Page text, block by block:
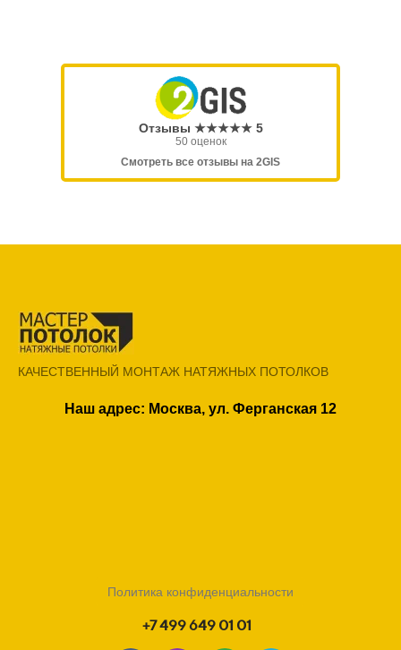
Отзывы ★★★★★ 5
50 оценок
Смотреть все отзывы на 2GIS
КАЧЕСТВЕННЫЙ МОНТАЖ НАТЯЖНЫХ ПОТОЛКОВ
Наш адрес: Москва, ул. Ферганская 12
Политика конфиденциальности
+7 499 649 01 01